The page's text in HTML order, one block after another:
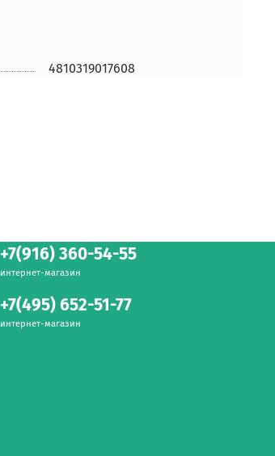
4810319017608
+7(916) 360-54-55
интернет-магазин
+7(495) 652-51-77
интернет-магазин